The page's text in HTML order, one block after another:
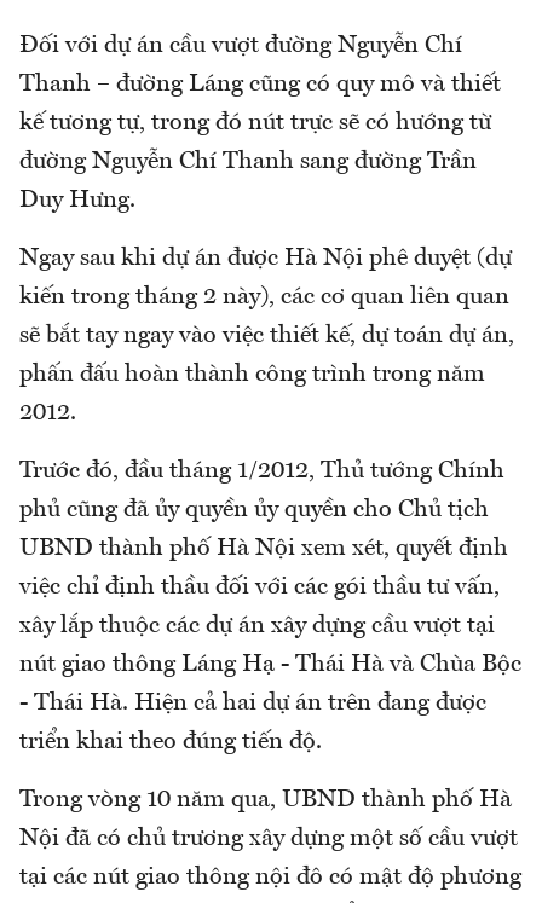
Đối với dự án cầu vượt đường Nguyễn Chí
Thanh – đường Láng cũng có quy mô và thiết
kế tương tự, trong đó nút trực sẽ có hướng từ
đường Nguyễn Chí Thanh sang đường Trần
Duy Hưng.
Ngay sau khi dự án được Hà Nội phê duyệt (dự
kiến trong tháng 2 này), các cơ quan liên quan
sẽ bắt tay ngay vào việc thiết kế, dự toán dự án,
phấn đấu hoàn thành công trình trong năm
2012.
Trước đó, đầu tháng 1/2012, Thủ tướng Chính
phủ cũng đã ủy quyền ủy quyền cho Chủ tịch
UBND thành phố Hà Nội xem xét, quyết định
việc chỉ định thầu đối với các gói thầu tư vấn,
xây lắp thuộc các dự án xây dựng cầu vượt tại
nút giao thông Láng Hạ - Thái Hà và Chùa Bộc
- Thái Hà. Hiện cả hai dự án trên đang được
triển khai theo đúng tiến độ.
Trong vòng 10 năm qua, UBND thành phố Hà
Nội đã có chủ trương xây dựng một số cầu vượt
tại các nút giao thông nội đô có mật độ phương